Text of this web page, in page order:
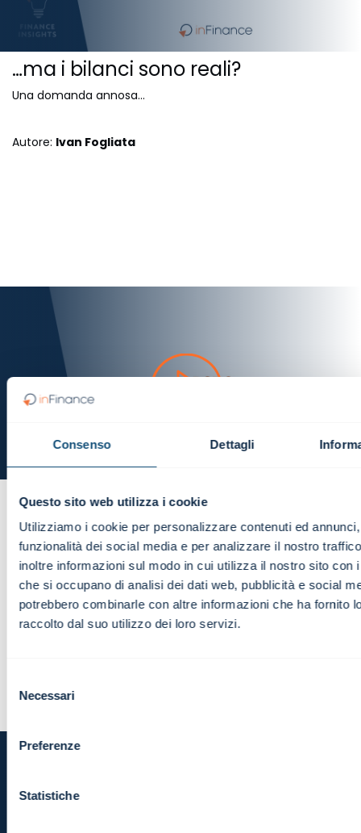
Consenso Dettagli
Questo sito web utilizza i cookie
Utilizziamo i cookie per personalizzare contenuti ed
funzionalità dei social media e per analizzare il nostro
inoltre informazioni sul modo in cui utilizza il nostro sito con
che si occupano di analisi dei dati web, pubblicità e social
potrebbero combinarle con altre informazioni che ha fornito
raccolto dal suo utilizzo dei loro servizi.
delNecessari
Preferenze
Statistiche
…ma i bilanci sono reali?
Una domanda annosa...
Autore: Ivan Fogliata
PSD2
Cos'è e quali conseguenze porta nel mondo
finanziario?
Autore:Ivan Fogliata